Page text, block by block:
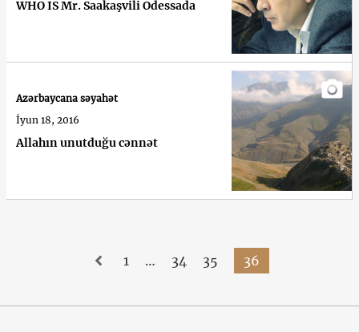
WHO IS Mr. Saakaşvili Odessada
Allahın unutduğu cənnət
Azərbaycana səyahət
İyun 18, 2016
1 … 34 35 36